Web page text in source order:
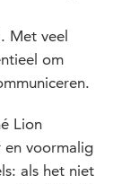
Met veel
om
Lion
en voormalig
als het niet